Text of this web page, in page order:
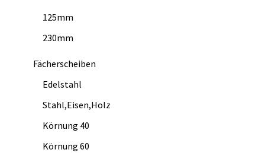
125mm
230mm
Fächerscheiben
Edelstahl
Stahl,Eisen,Holz
Körnung 40
Körnung 60